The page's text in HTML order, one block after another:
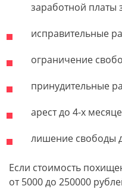
заработной платы
исправительные
ограничение
принудительные
арест до 4-х
лишение свободы
Если стоимость
от 5000 до 250000